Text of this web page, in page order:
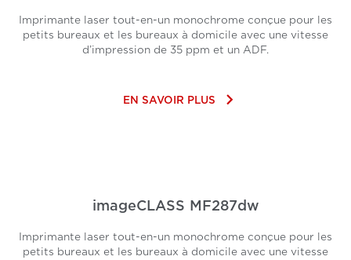
Imprimante laser tout-en-un monochrome conçue pour les
petits bureaux et les bureaux à domicile avec une vitesse
d’impression de 35 ppm et un ADF.
EN SAVOIR PLUS keyboard_arrow_right
imageCLASS MF287dw
Imprimante laser tout-en-un monochrome conçue pour les
petits bureaux et les bureaux à domicile avec une vitesse